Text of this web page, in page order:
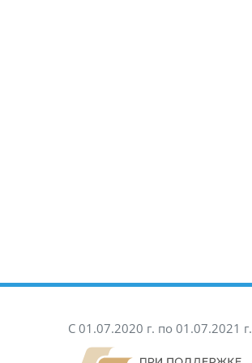
С 01.07.2020 г. по 01.07.2021 г.